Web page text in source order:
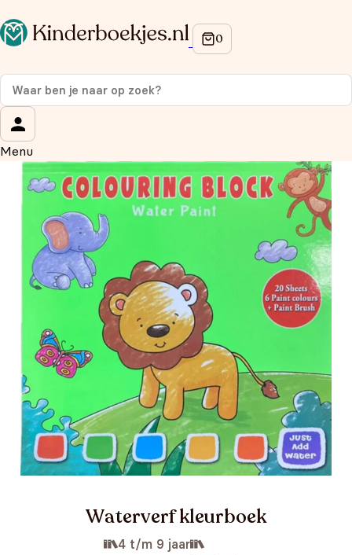
Menu
Waterverf kleurboek
4 t/m 9 jaar
Op de hoogte blijven van onze acties?
Meld je aan voor onze nieuwsbrief en ontvang
korting
Wat is je voornaam?
Wat is je e-mailadres?*
Aanmelden
We gebruiken je gegevens om contact op te nemen, in
overeenstemming met onsprivacybeleid.